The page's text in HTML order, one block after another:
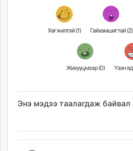
Хөгжилтэй (1) Гайхамшигтай (2)
Жихүүцмээр (0)
Энэ мэдээ таалагдаж байвал